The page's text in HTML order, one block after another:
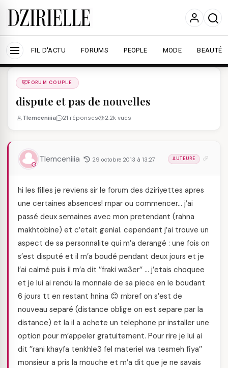
Nous utilisons des cookies pour améliorer votre
expérience et mesurer l'audience.
En savoir plus
Accepter tout Personnaliser
FIL D'ACTU FORUMS PEOPLE MODE BEAUTÉ
Forums
FORUM COUPLE
dispute et pas de nouvelles
Tlemceniiia 21 réponses 2.2k vues
Tlemceniiia 29 octobre 2013 à 13:27 AUTEURE
hi les filles je reviens sir le forum des dziriyettes apres
une certaines absences! rnpar ou commencer… j’ai
passé deux semaines avec mon pretendant (rahna
makhtobine) et c’etait genial. cependant j’ai trouve un
aspect de sa personnalite qui m’a derangé : une fois on
s’est disputé et il m’a boudé pendant deux jours et je
l’ai calmé puis il m’a dit ’’fraki wa3er’’ … j’etais choquee
et je lui ai rendu la monnaie de sa piece en le boudant
6 jours tt en restant hnina 😊 rnbref on s’est de
nouveau separé (distance oblige on est separe par la
distance) et la il a achete un telephone pr installer une
option pour m’appeler gratuitement. Pour rire je lui ai
dit ’’rani khayfa tenkhle3 fel materiel wa tesmeh fiya’’
monsieur a pris la mouche et m’a dit que je ne savais